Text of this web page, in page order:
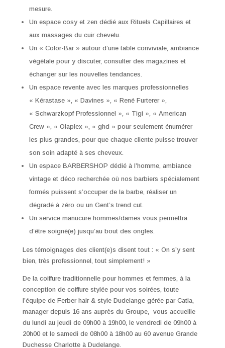
mesure.
Un espace cosy et zen dédié aux Rituels Capillaires et
aux massages du cuir chevelu.
Un « Color-Bar » autour d’une table conviviale, ambiance
végétale pour y discuter, consulter des magazines et
échanger sur les nouvelles tendances.
Un espace revente avec les marques professionnelles
« Kérastase », « Davines », « René Furterer »,
« Schwarzkopf Professionnel », « Tigi », « American
Crew », « Olaplex », « ghd » pour seulement énumérer
les plus grandes, pour que chaque cliente puisse trouver
son soin adapté à ses cheveux.
Un espace BARBERSHOP dédié à l’homme, ambiance
vintage et déco recherchée où nos barbiers spécialement
formés puissent s’occuper de la barbe, réaliser un
dégradé à zéro ou un Gent’s trend cut.
Un service manucure hommes/dames vous permettra
d’être soigné(e) jusqu’au bout des ongles.
Les témoignages des client(e)s disent tout : « On s’y sent
bien, très professionnel, tout simplement! »
De la coiffure traditionnelle pour hommes et femmes, à la
conception de coiffure stylée pour vos soirées, toute
l’équipe de Ferber hair & style Dudelange gérée par Catia,
manager depuis 16 ans auprès du Groupe, vous accueille
du lundi au jeudi de 09h00 à 19h00, le vendredi de 09h00 à
20h00 et le samedi de 08h00 à 18h00 au 60 avenue Grande
Duchesse Charlotte à Dudelange.